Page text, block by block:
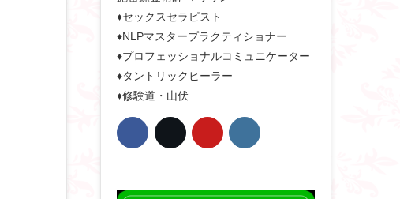
♦セックスセラピスト
♦NLPマスタープラクティショナー
♦プロフェッショナルコミュニケーター
♦タントリックヒーラー
♦修験道・山伏